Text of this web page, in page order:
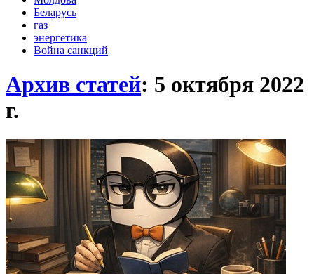
Беларусь
газ
энергетика
Война санкций
Архив статей: 5 октября 2022
г.